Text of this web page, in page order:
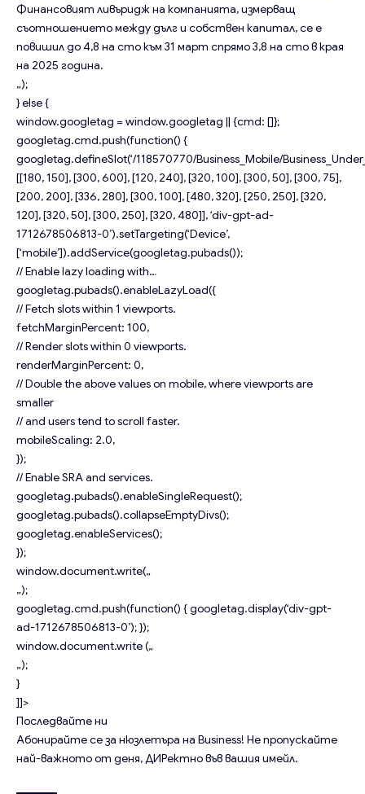
Финансовият ливъридж на компанията, измерващ
съотношението между дълг и собствен капитал, се е
повишил до 4,8 на сто към 31 март спрямо 3,8 на сто в края
на 2025 година.
„);
} else {
window.googletag = window.googletag || {cmd: []};
googletag.cmd.push(function() {
googletag.defineSlot(‘/118570770/Business_Mobile/
[[180, 150], [300, 600], [120, 240], [320, 100], [300, 50], [300, 75],
[200, 200], [336, 280], [300, 100], [480, 320], [250, 250], [320,
120], [320, 50], [300, 250], [320, 480]], ‘div-gpt-ad-
1712678506813-0’).setTargeting(‘Device’,
[‘mobile’]).addService(googletag.pubads());
// Enable lazy loading with…
googletag.pubads().enableLazyLoad({
// Fetch slots within 1 viewports.
fetchMarginPercent: 100,
// Render slots within 0 viewports.
renderMarginPercent: 0,
// Double the above values on mobile, where viewports are
smaller
// and users tend to scroll faster.
mobileScaling: 2.0,
});
// Enable SRA and services.
googletag.pubads().enableSingleRequest();
googletag.pubads().collapseEmptyDivs();
googletag.enableServices();
});
window.document.write(„
„);
googletag.cmd.push(function() { googletag.display(‘div-gpt-
ad-1712678506813-0’); });
window.document.write („
„);
}
]]>
Последвайте ни
Абонирайте се за нюзлетъра на Business! Не пропускайте
най-важното от деня, ДИРектно във вашия имейл.